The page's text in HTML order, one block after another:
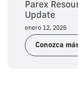
Parex
Update
enero 12, 2026
Conozca